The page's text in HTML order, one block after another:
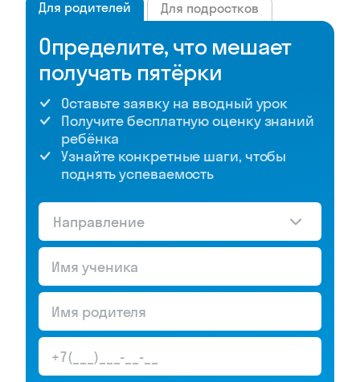
Для родителей Для подростков
Определите, что мешает
получать пятёрки
Оставьте заявку на вводный урок
Получите бесплатную оценку знаний
ребёнка
Узнайте конкретные шаги, чтобы
поднять успеваемость
Направление